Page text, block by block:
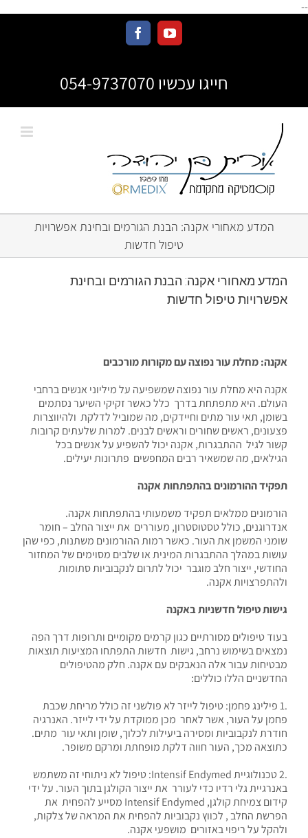
--
חייגו עכשיו 054-9737070
המדע מאחורי אקנה: הבנת הגורמים ובחינת אפשרויות
טיפול חדשות
המדע מאחורי אקנה: הבנת הגורמים ובחינת
אפשרויות טיפול חדשות
אקנה: מחלת עור נפוצה עם מקורות מורכבים
אקנה היא מחלת עור נפוצה שמשפיעה על מיליוני אנשים ברחבי
העולם. היא מתפתחת בדרך כלל כאשר זקיקי השיער נסתמים
בשומן, תאי עור מתים וחיידקים, מה שמוביל לדלקת ולהיווצרות
פצעונים, ראשים שחורים וראשים לבנים. למרות שלעתים קרובות
קשור לגיל ההתבגרות, אקנה יכול להשפיע על אנשים בכל
הגילאים, מה שמשאיר רבים המחפשים פתרונות יעילים.
תפקיד ההורמונים בהתפתחות אקנה
הורמונים ממלאים תפקיד משמעותי בהתפתחות אקנה.
אנדרוגנים, כולל טסטוסטרון, מעוררים את ייצור החלב – חומר
שומני המשמן את העור. כאשר רמות ההורמונים משתנות, כפי שהן
עושות במהלך ההתבגרות המינית או שלבים מסוימים של המחזור
החודשי, ייצור חלב מוגבר יכול לתרום לנקבוביות סתומות
ולהתפרצויות אקנה.
גישות טיפול חדשניות באקנה
בעוד טיפולים מסורתיים כגון קרמים מקומיים ותרופות דרך הפה
נמצאים בשימוש נרחב, גישות חדשות התפתחו המציעות תוצאות
מבטיחות עבור אלה הנאבקים עם אקנה. חלק מהטיפולים
החדשניים הללו כוללים:
.1 פילינג פחמן: טיפול לייזר לא פולשני זה כולל מריחת שכבת
פחמן על העור, אשר לאחר מכן ממוקדת על ידי לייזר. האנרגיה
חודרת לנקבוביות ומסירה ביעילות לכלוך, שומן ותאי עור מתים.
כתוצאה מכך, העור חווה דלקת מופחתת ומרקם משופר.
.2 טכנולוגיית Intensif Endymed: טיפול לא ניתוחי זה משתמש
באנרגיית גלי רדיו כדי לעורר את ייצור הקולגן בתוך העור. על ידי
קידום צמיחת קולגן, Intensif Endymed מסייע להפחית את
הפרשת החלב , לכווץ נקבוביות להפחית את המראה של צלקות,
ולהקל על ריפוי באזורים מושפעי אקנה.